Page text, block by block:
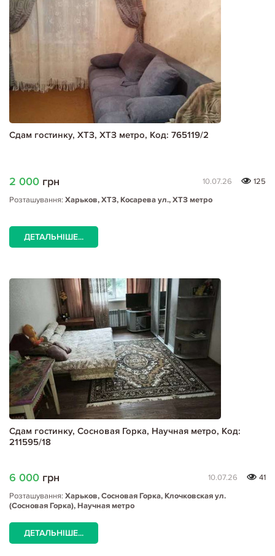
Сдам гостинку, ХТЗ, ХТЗ метро, Код: 765119/2
2 000 грн 10.07.26
125
Розташування: Харьков, ХТЗ, Косарева ул., ХТЗ метро
ДЕТАЛЬНІШЕ...
Сдам гостинку, Сосновая Горка, Научная метро, Код:
211595/18
6 000 грн 10.07.26
41
Розташування: Харьков, Сосновая Горка, Клочковская ул.
(Сосновая Горка), Научная метро
ДЕТАЛЬНІШЕ...